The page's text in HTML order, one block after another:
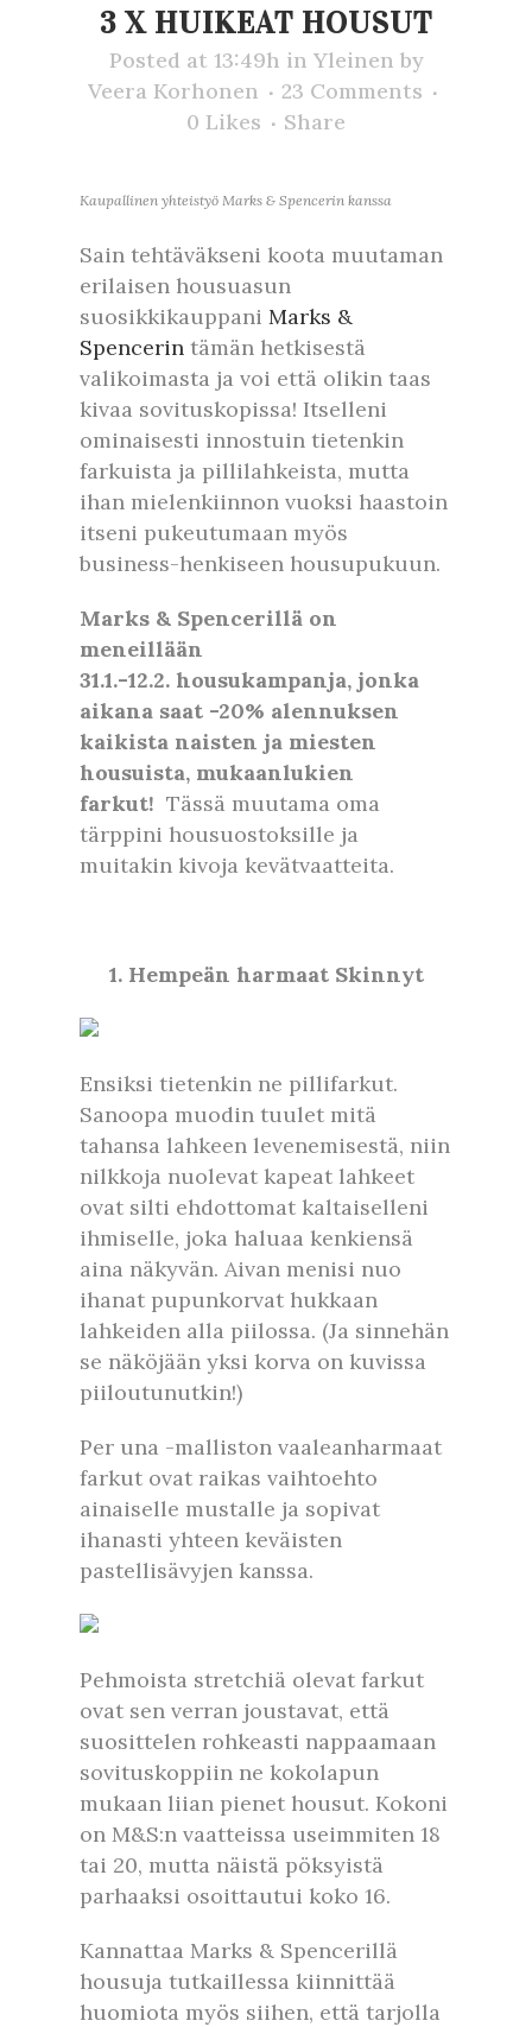
3 X HUIKEAT HOUSUT
Posted at 13:49h in Yleinen by
Veera Korhonen
23 Comments
0 Likes Share
Kaupallinen yhteistyö Marks & Spencerin kanssa
Sain tehtäväkseni koota muutaman
erilaisen housuasun
suosikkikauppani Marks &
Spencerin tämän hetkisestä
valikoimasta ja voi että olikin taas
kivaa sovituskopissa! Itselleni
ominaisesti innostuin tietenkin
farkuista ja pillilahkeista, mutta
ihan mielenkiinnon vuoksi haastoin
itseni pukeutumaan myös
business-henkiseen housupukuun.
Marks & Spencerillä on
meneillään
31.1.-12.2. housukampanja, jonka
aikana saat -20% alennuksen
kaikista naisten ja miesten
housuista, mukaanlukien
farkut! Tässä muutama oma
tärppini housuostoksille ja
muitakin kivoja kevätvaatteita.
1. Hempeän harmaat Skinnyt
Ensiksi tietenkin ne pillifarkut.
Sanoopa muodin tuulet mitä
tahansa lahkeen levenemisestä, niin
nilkkoja nuolevat kapeat lahkeet
ovat silti ehdottomat kaltaiselleni
ihmiselle, joka haluaa kenkiensä
aina näkyvän. Aivan menisi nuo
ihanat pupunkorvat hukkaan
lahkeiden alla piilossa. (Ja sinnehän
se näköjään yksi korva on kuvissa
piiloutunutkin!)
Per una -malliston vaaleanharmaat
farkut ovat raikas vaihtoehto
ainaiselle mustalle ja sopivat
ihanasti yhteen keväisten
pastellisävyjen kanssa.
Pehmoista stretchiä olevat farkut
ovat sen verran joustavat, että
suosittelen rohkeasti nappaamaan
sovituskoppiin ne kokolapun
mukaan liian pienet housut. Kokoni
on M&S:n vaatteissa useimmiten 18
tai 20, mutta näistä pöksyistä
parhaaksi osoittautui koko 16.
Kannattaa Marks & Spencerillä
housuja tutkaillessa kiinnittää
huomiota myös siihen, että tarjolla